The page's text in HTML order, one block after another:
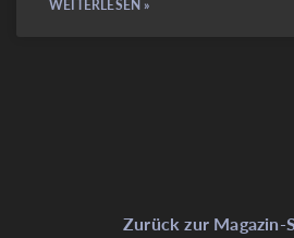
WEITERLESEN »
Zurück zur Magazin-